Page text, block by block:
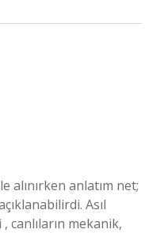
alınırken anlatım net;
Asıl
canlıların mekanik,